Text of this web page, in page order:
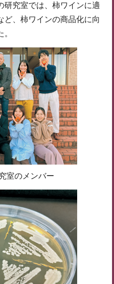
研究室では、柿ワインに適
ど、柿ワインの商品化に向
室のメンバー